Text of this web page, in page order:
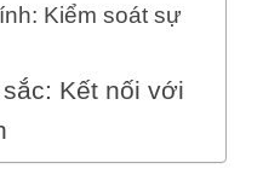
Kiểm soát sự
Kết nối với